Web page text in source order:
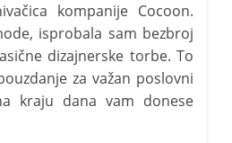
kompanije Cocoon.
isprobala sam bezbroj
dizajnerske torbe. To
za važan poslovni
kraju dana vam donese